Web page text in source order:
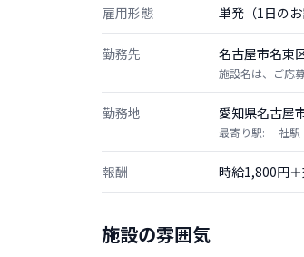
雇用形態 単発（1日の
勤務先 名古屋市名東
施設名は、ご応
勤務地 愛知県名古屋
最寄り駅: 一社駅
報酬 時給1,800円
施設の雰囲気